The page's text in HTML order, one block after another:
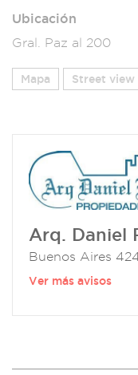
Ubicación
Gral. Paz al 200
Mapa Street view
Arq. Daniel
Buenos Aires
Ver más avisos